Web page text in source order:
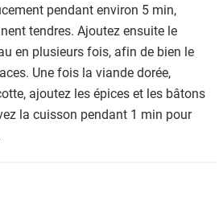
pendant environ 5 min,
tendres. Ajoutez ensuite le
en plusieurs fois, afin de bien le
Une fois la viande dorée,
ajoutez les épices et les bâtons
la cuisson pendant 1 min pour